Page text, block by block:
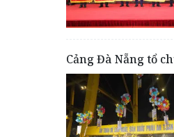
Cảng Đà Nẵng tổ